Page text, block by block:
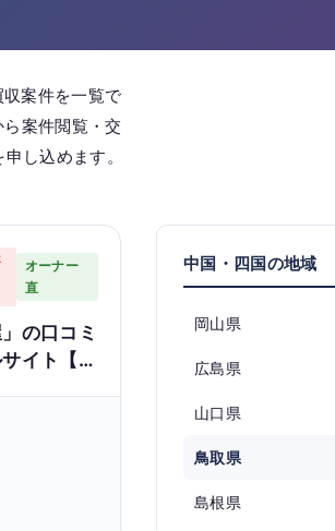
案件を一覧で
案件閲覧・交
し込めます。
オーナー
直
の口コミ
イト【掲
中国・四国の地域
岡山県
広島県
山口県
鳥取県
島根県